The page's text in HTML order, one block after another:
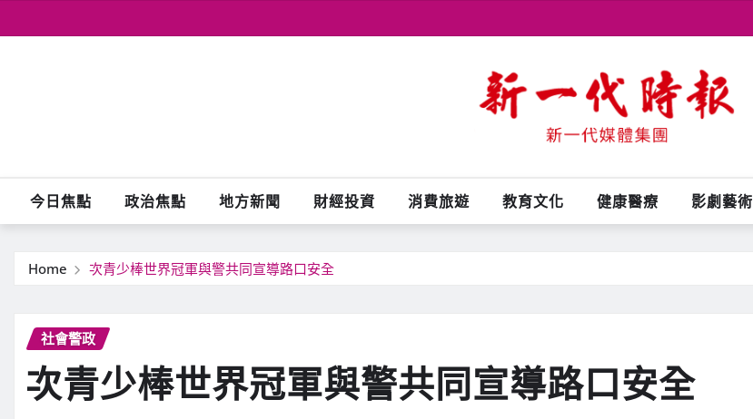
to
今日焦點 政治焦點 地方新聞 財經投資 消費旅遊 教育文化 健康醫療 影劇藝術
Home 次青少棒世界冠軍與警共同宣導路口安全
社會警政
次青少棒世界冠軍與警共同宣導路口安全